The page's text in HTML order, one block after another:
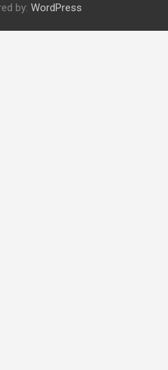
by: WordPress